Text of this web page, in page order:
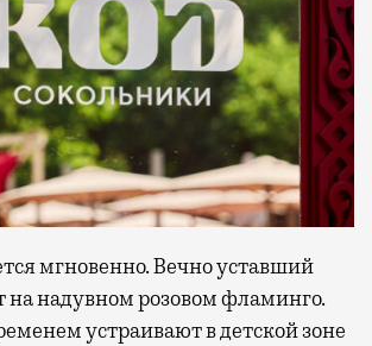
мгновенно. Вечно уставший
на надувном розовом фламинго.
устраивают в детской зоне